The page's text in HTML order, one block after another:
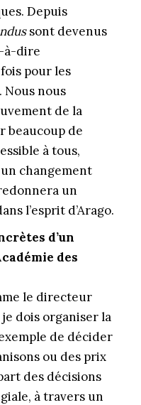
Depuis
sont devenus
à-dire
pour les
nous
de la
beaucoup de
à tous,
changement
un
l’esprit d’Arago.
d’un
des
le directeur
dois organiser la
de décider
ou des prix
des décisions
à travers un